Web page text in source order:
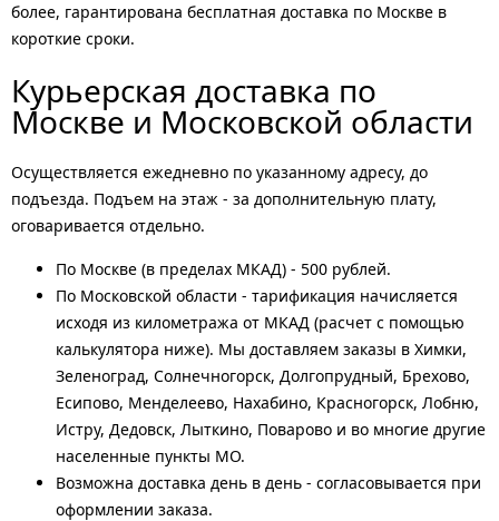
более, гарантирована бесплатная доставка по Москве в
короткие сроки.
Курьерская доставка по
Москве и Московской области
Осуществляется ежедневно по указанному адресу, до
подъезда. Подъем на этаж - за дополнительную плату,
оговаривается отдельно.
По Москве (в пределах МКАД) - 500 рублей.
По Московской области - тарификация начисляется
исходя из километража от МКАД (расчет с помощью
калькулятора ниже). Мы доставляем заказы в Химки,
Зеленоград, Солнечногорск, Долгопрудный, Брехово,
Есипово, Менделеево, Нахабино, Красногорск, Лобню,
Истру, Дедовск, Лыткино, Поварово и во многие другие
населенные пункты МО.
Возможна доставка день в день - согласовывается при
оформлении заказа.